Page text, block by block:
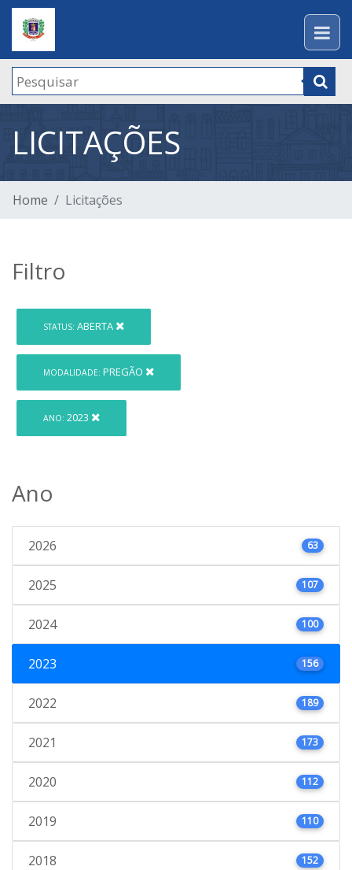
LICITAÇÕES
Home Licitações
Filtro
STATUS: ABERTA
MODALIDADE: PREGÃO
ANO: 2023
Ano
2026 63
2025 107
2024 100
2023 156
2022 189
2021 173
2020 112
2019 110
2018 152